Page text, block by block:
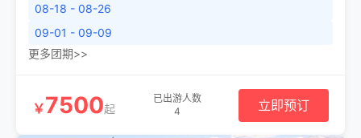
08-18 - 08-26
09-01 - 09-09
更多团期>>
￥7500起
已出游人数
4
立即预订